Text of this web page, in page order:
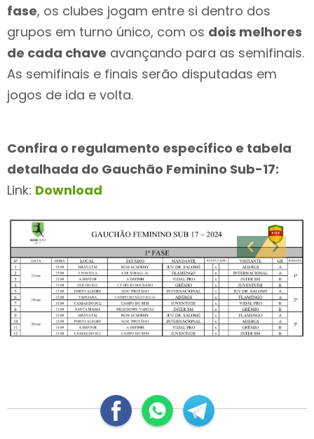
fase, os clubes jogam entre si dentro dos
grupos em turno único, com os dois melhores
de cada chave avançando para as semifinais.
As semifinais e finais serão disputadas em
jogos de ida e volta.
Confira o regulamento específico e tabela
detalhada do Gauchão Feminino Sub-17:
Link: Download